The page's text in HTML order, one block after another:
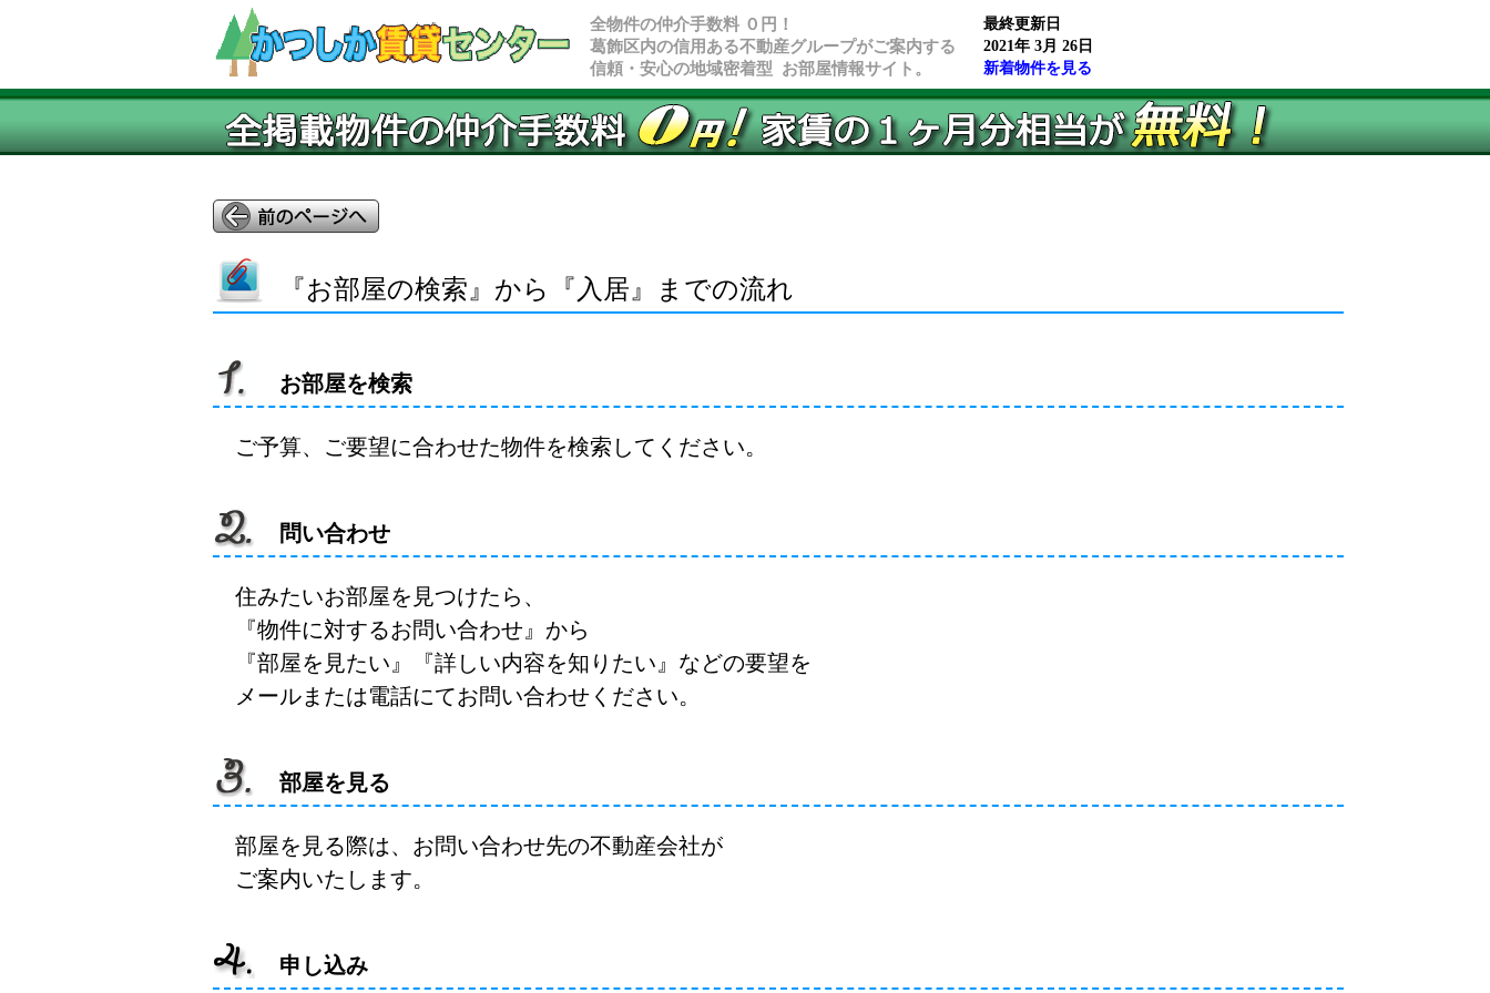
全物件の仲介手数料 ０円！
葛飾区内の信用ある不動産グループがご案内する
信頼・安心の地域密着型 お部屋情報サイト。
最終更新日
2021年 3月 26日
新着物件を見る
『お部屋の検索』から『入居』までの流れ
お部屋を検索
ご予算、ご要望に合わせた物件を検索してください。
問い合わせ
住みたいお部屋を見つけたら、
『物件に対するお問い合わせ』から
『部屋を見たい』『詳しい内容を知りたい』などの要望を
メールまたは電話にてお問い合わせください。
部屋を見る
部屋を見る際は、お問い合わせ先の不動産会社が
ご案内いたします。
申し込み